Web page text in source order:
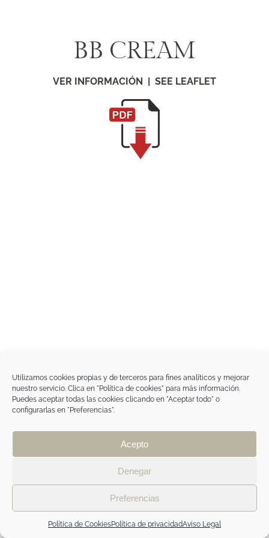
Utilizamos cookies propias y de terceros para fines analíticos y mejorar
nuestro servicio. Clica en "Política de cookies" para más información.
Puedes aceptar todas las cookies clicando en "Aceptar todo" o
configurarlas en "Preferencias".
Acepto
Denegar
Preferencias
Política de CookiesPolítica de privacidadAviso Legal
BB CREAM
VER INFORMACIÓN | SEE LEAFLET